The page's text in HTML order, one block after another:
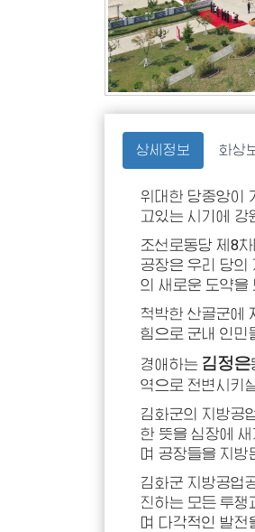
상세정보 화상
위대한 당중앙이
고있는 시기에 강
조선로동당 제8
공장은 우리 당의
의 새로운 도약을
척박한 산골군에
힘으로 군내 인민
경애하는 김정은
역으로 전변시키
김화군의 지방공
한 뜻을 심장에
며 공장들을 지방
김화군 지방공업
진하는 모든 투쟁
며 다각적인 발전